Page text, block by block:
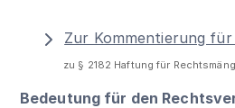
Zur Kommentierung
zu § 2182 Haftung für
Bedeutung für den